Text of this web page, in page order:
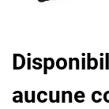
aucune